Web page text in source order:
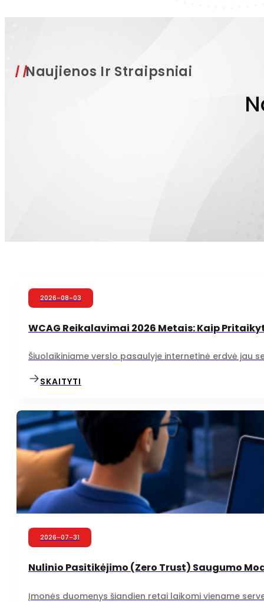
Naujienos Ir Straipsniai
2026-08-03
WCAG Reikalavimai 2026 Metais: Kaip
Šiuolaikiniame verslo pasaulyje internetinė erdvė jau
SKAITYTI
2026-07-31
Nulinio Pasitikėjimo (Zero Trust) Saugumo
Įmonės duomenys šiandien retai laikomi viename